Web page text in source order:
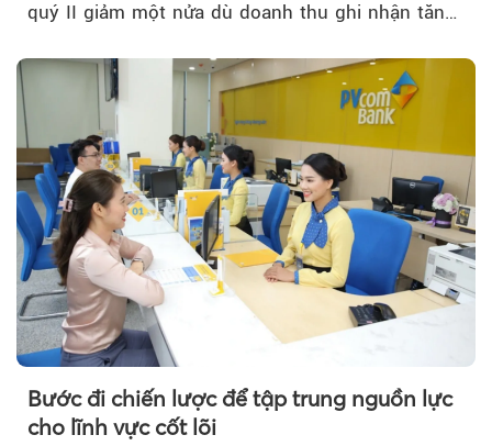
quý II giảm một nửa dù doanh thu ghi nhận tăng
Bước đi chiến lược để tập trung nguồn lực
cho lĩnh vực cốt lõi